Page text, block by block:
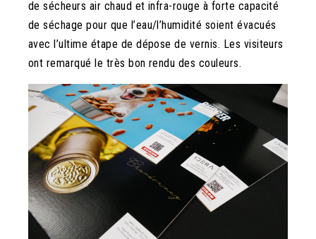
de sécheurs air chaud et infra-rouge à forte capacité
de séchage pour que l’eau/l’humidité soient évacués
avec l’ultime étape de dépose de vernis. Les visiteurs
ont remarqué le très bon rendu des couleurs.